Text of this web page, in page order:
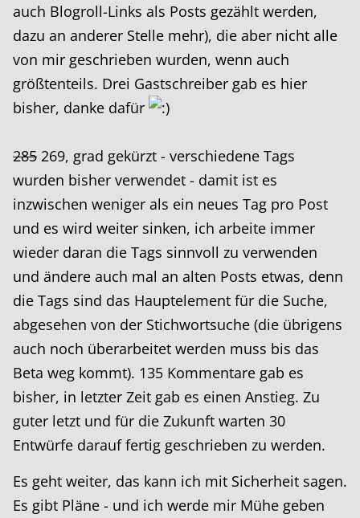
auch Blogroll-Links als Posts gezählt werden,
dazu an anderer Stelle mehr), die aber nicht alle
von mir geschrieben wurden, wenn auch
größtenteils. Drei Gastschreiber gab es hier
bisher, danke dafür
285 269, grad gekürzt - verschiedene Tags
wurden bisher verwendet - damit ist es
inzwischen weniger als ein neues Tag pro Post
und es wird weiter sinken, ich arbeite immer
wieder daran die Tags sinnvoll zu verwenden
und ändere auch mal an alten Posts etwas, denn
die Tags sind das Hauptelement für die Suche,
abgesehen von der Stichwortsuche (die übrigens
auch noch überarbeitet werden muss bis das
Beta weg kommt). 135 Kommentare gab es
bisher, in letzter Zeit gab es einen Anstieg. Zu
guter letzt und für die Zukunft warten 30
Entwürfe darauf fertig geschrieben zu werden.
Es geht weiter, das kann ich mit Sicherheit sagen.
Es gibt Pläne - und ich werde mir Mühe geben